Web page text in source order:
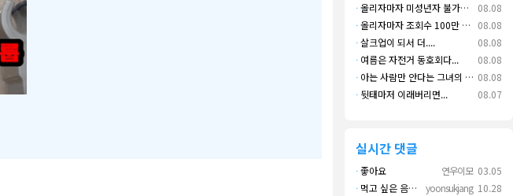
08.08
·올리자마자 미성년자 불가가 뜬 이유
08.08
·올리자마자 조회수 100만 터진...
08.08
·살크업이 되서 더....
08.08
· 여름은 자전거 동호회다...
08.08
· 아는 사람만 안다는 그녀의 클라쓰...
08.07
· 뒷태마저 이래버리면...
실시간 댓글
연우이모 03.05
·좋아요
yoonsukjang 10.28
· 먹고 싶은 음식 실컷 먹고 그 영상으로 떼 돈도 버네 ㄷㄷ. 하고 싶은 것만 하고 부자되네.